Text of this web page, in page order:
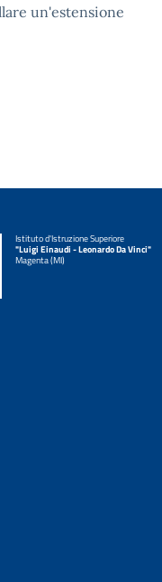
un'estensione
Istituto d'Istruzione Superiore
"Luigi Einaudi - Leonardo Da Vinci"
Magenta (MI)